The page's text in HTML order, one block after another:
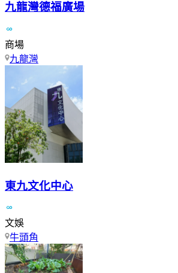
九龍灣德福廣場
商場
九龍灣
東九文化中心
文娛
牛頭角